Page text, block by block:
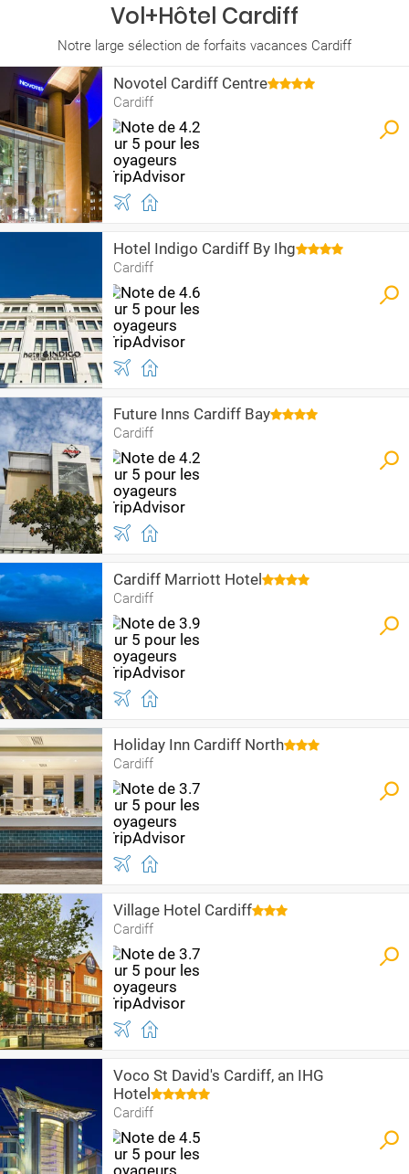
Vol+Hôtel Cardiff
Notre large sélection de forfaits vacances Cardiff
Novotel Cardiff Centre
Cardiff
Hotel Indigo Cardiff By Ihg
Cardiff
Future Inns Cardiff Bay
Cardiff
Cardiff Marriott Hotel
Cardiff
Holiday Inn Cardiff North
Cardiff
Village Hotel Cardiff
Cardiff
Voco St David's Cardiff, an IHG
Hotel
Cardiff